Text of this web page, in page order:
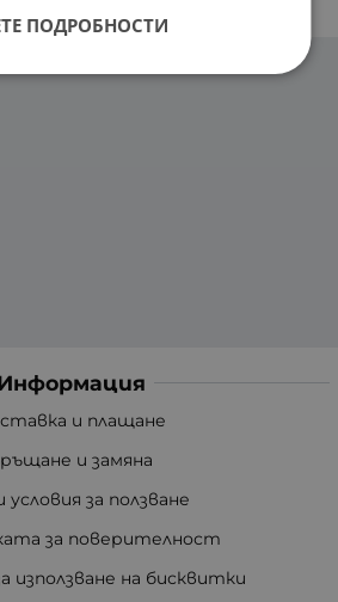
и плащане
и замяна
за ползване
за поверителност
използване на бисквитки
ПОДРОБНОСТИ